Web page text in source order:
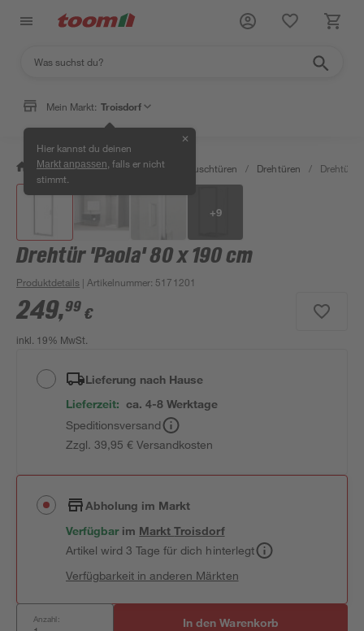
Mein Markt: Troisdorf
Hier kannst du deinen
Markt anpassen , falls er nicht
stimmt.
✕
/ Bad & Sanitär / Duschen Duschtüren / Drehtüren / Drehtür
+9
Drehtür 'Paola' 80 x 190 cm
Produktdetails | Artikelnummer: 5171201
249,99 €
inkl. 19% MwSt.
Lieferung nach Hause
Lieferzeit: ca. 4-8 Werktage
Speditionsversand
Zzgl. 39,95 € Versandkosten
Abholung im Markt
Verfügbar im MarktTroisdorf
Artikel wird 3 Tage für dich hinterlegt
Verfügbarkeit in anderen Märkten
Anzahl: In den Warenkorb